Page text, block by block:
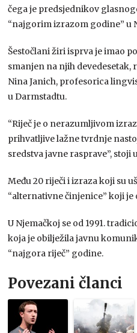
čega je predsjednikov
“najgorim izrazom godine” u
Šestočlani žiri isprva je imao
smanjen na njih
Nina Janich, profesorica
u Darmstadtu.
“Riječ je o nerazumljivom
prihvatljive lažne tvrdnje
sredstva javne rasprave”, stoji
Među 20 riječi i izraza koji su
“alternativne činjenice” koji je
U Njemačkoj se od 1991.
koja je obilježila javnu
“najgora riječ” godine.
Povezani članci